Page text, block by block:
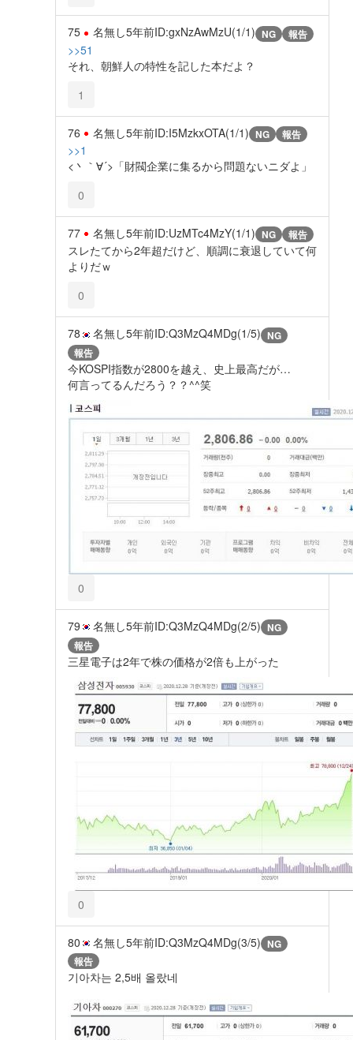
75 名無し5年前ID:gxNzAwMzU(1/1) NG 報告
>>51
それ、朝鮮人の特性を記した本だよ？
1
76 名無し5年前ID:I5MzkxOTA(1/1) NG 報告
>>1
<丶｀∀´>「財閥企業に集るから問題ないニダよ」
0
77 名無し5年前ID:UzMTc4MzY(1/1) NG 報告
スレたてから2年超だけど、順調に衰退していて何
よりだｗ
0
78 名無し5年前ID:Q3MzQ4MDg(1/5) NG
報告
今KOSPI指数が2800を越え、史上最高だが…
何言ってるんだろう？？^^笑
0
79 名無し5年前ID:Q3MzQ4MDg(2/5) NG
報告
三星電子は2年で株の価格が2倍も上がった
0
80 名無し5年前ID:Q3MzQ4MDg(3/5) NG
報告
기아차는 2,5배 올랐네